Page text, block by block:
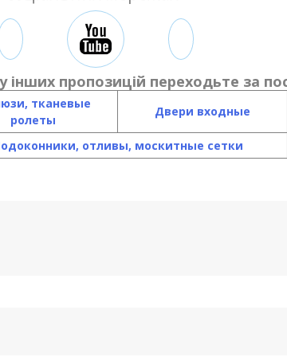
інших пропозицій переходьте за
тканевые
ролеты
Двери входные
отливы, москитные сетки